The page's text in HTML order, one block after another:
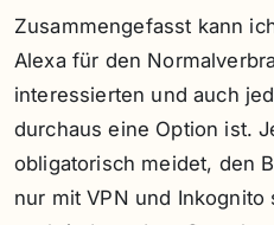
Zusammengefasst kann
Alexa für den
interessierten und auch
durchaus eine Option ist.
obligatorisch meidet, den
nur mit VPN und